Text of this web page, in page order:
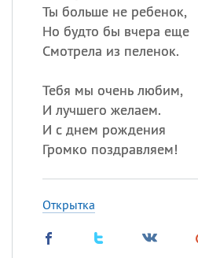
Ты больше не ребенок,
Но будто бы вчера еще
Смотрела из пеленок.
Тебя мы очень любим,
И лучшего желаем.
И с днем рождения
Громко поздравляем!
Открытка